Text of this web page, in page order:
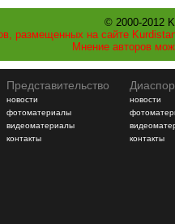
© 2000-2012
размещенных на сайте
Мнение авторов
Представительство
новости
фотоматериалы
видеоматериалы
контакты
новости
контакты